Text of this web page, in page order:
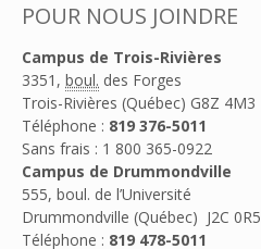
POUR NOUS JOINDRE
Campus de Trois-Rivières
3351, boul. des Forges
Trois-Rivières (Québec) G8Z 4M3
Téléphone : 819 376-5011
Sans frais : 1 800 365-0922
Campus de Drummondville
555, boul. de l’Université
Drummondville (Québec) J2C 0R5
Téléphone : 819 478-5011